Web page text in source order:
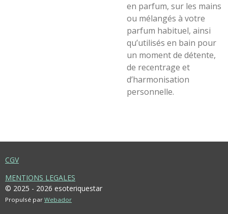
en parfum, sur les mains
ou mélangés à votre
parfum habituel, ainsi
qu’utilisés en bain pour
un moment de détente,
de recentrage et
d’harmonisation
personnelle.
CGV
MENTIONS LEGALES
© 2025 - 2026 esoteriquestar
Propulsé par Webador